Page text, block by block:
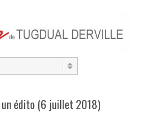
un édito (6 juillet 2018)